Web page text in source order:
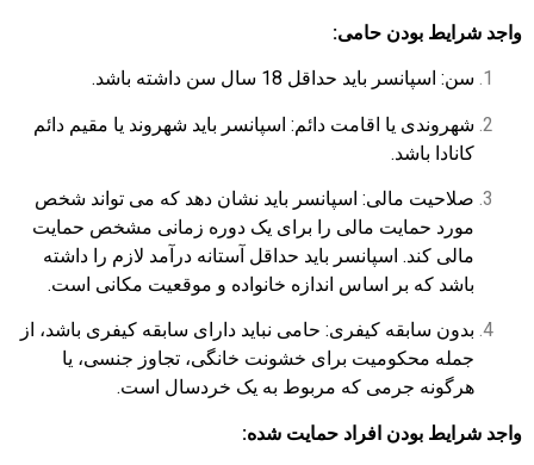
واجد شرایط بودن حامی:
سن: اسپانسر باید حداقل 18 سال سن داشته باشد.
شهروندی یا اقامت دائم: اسپانسر باید شهروند یا مقیم دائم
کانادا باشد.
صلاحیت مالی: اسپانسر باید نشان دهد که می تواند شخص
مورد حمایت مالی را برای یک دوره زمانی مشخص حمایت
مالی کند. اسپانسر باید حداقل آستانه درآمد لازم را داشته
باشد که بر اساس اندازه خانواده و موقعیت مکانی است.
بدون سابقه کیفری: حامی نباید دارای سابقه کیفری باشد، از
جمله محکومیت برای خشونت خانگی، تجاوز جنسی، یا
هرگونه جرمی که مربوط به یک خردسال است.
واجد شرایط بودن افراد حمایت شده: